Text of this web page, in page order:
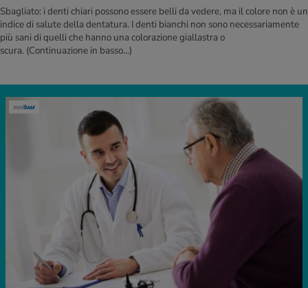
Sbagliato: i denti chiari possono essere belli da vedere, ma il colore non è un
indice di salute della dentatura. I denti bianchi non sono necessariamente
più sani di quelli che hanno una colorazione giallastra o
scura. (Continuazione in basso...)